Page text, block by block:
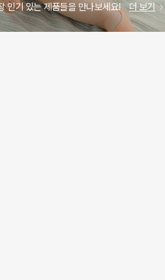
인기 있는 제품들을 만나보세요! 더 보기